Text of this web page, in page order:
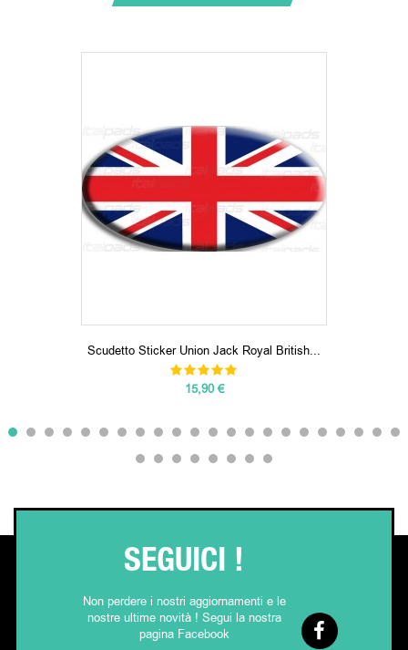
Scudetto Sticker Union Jack Royal British...
15,90 €
SEGUICI !
Non perdere i nostri aggiornamenti e le
nostre ultime novità ! Segui la nostra
pagina Facebook